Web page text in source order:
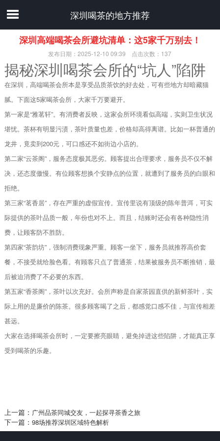
深圳喝茶的地方推荐
深圳高端喝茶会所避坑清单：这5家千万别去！
发布日期：2025-12-10 09:39 点击次数：137
揭秘深圳喝茶会所的“坑人”陷阱
在深圳，高端喝茶会所本是享受品质茶饮的好去处，可有些地方却暗藏猫
腻。下面这5家喝茶会所，大家千万要避开。
第一家是“雅茗轩”。有消费者反映，这家会所环境看似高端，实则卫生状况
堪忧。茶杯有明显污渍，茶叶质量也差，价格却高得离谱。比如一杯普通的
龙井，竟卖到200元，可口感还不如街边小店的。
第二家“云茶阁”，服务态度极其恶劣。顾客提出合理要求，服务员不仅不解
决，还态度傲慢。有位顾客想换个安静点的位置，就遭到了服务员的白眼和
拒绝。
第三家“茗香居”，存在严重的虚假宣传。宣传里说有顶级的陈年普洱，可实
际提供的茶叶品质一般，年份也对不上。而且，结账时还会有各种隐性消
费，让顾客防不胜防。
第四家“茶韵坊”，强制消费现象严重。顾客一坐下，服务员就推荐高价套
餐，不接受就给脸色看。有顾客只点了普通茶，结果被服务员不断推销，最
后被迫消费了不必要的东西。
第五家“香茶阁”，茶叶以次充好。会所声称是自家茶园直供的新鲜茶叶，实
际上用的是廉价的陈茶。很多顾客喝了之后，都感觉口感不佳，与宣传相差
甚远。
大家在选择喝茶会所时，一定要擦亮眼睛，避免掉进这些陷阱，才能真正享
受到喝茶的乐趣。
上一篇： 广州品茶同城交友，一起探寻茶香之旅
下一篇： 98场推荐深圳区域特色解析